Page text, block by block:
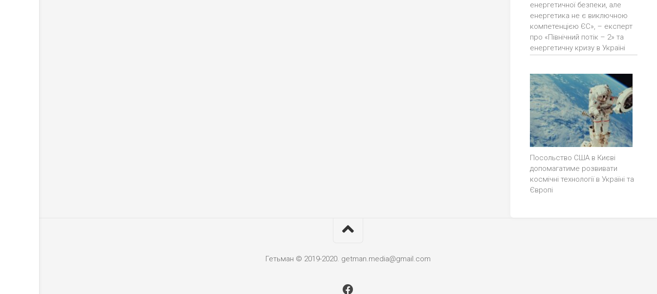
енергетичної безпеки, але
енергетика не є виключною
компетенцією ЄС», – експерт
про «Північний потік – 2» та
енергетичну кризу в Україні
Посольство США в Києві
допомагатиме розвивати
космічні технології в Україні та
Європі
Гетьман © 2019-2020. getman.media@gmail.com